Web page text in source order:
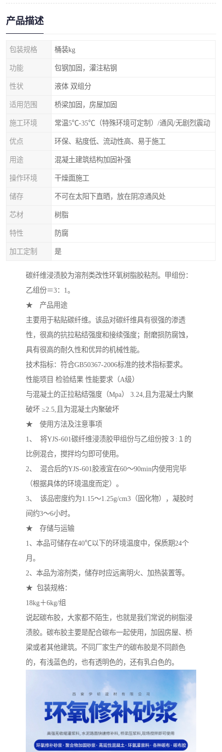
产品描述
包装规格 桶装kg
功能 包钢加固，灌注粘钢
性状 液体 双组分
适用范围 桥梁加固，房屋加固
施工环境 常温5℃-35℃（特殊环境可定制）/通风/无剧烈震动
优点 环保、粘度低、流动性高、易于施工
用途 混凝土建筑结构加固补强
操作环境 干燥面施工
储存 不可在太阳下直晒，放在阴凉通风处
芯材 树脂
特性 防腐
加工定制 是
碳纤维浸渍胶为溶剂类改性环氧树脂胶粘剂。甲组份：
乙组份＝3：1。
★ 产品用途
主要用于粘贴碳纤维。该品对碳纤维具有很强的渗透
性，很高的抗拉粘结强度和接续强度；耐磨损防腐蚀，
具有很高的耐久性和优异的机械性能。
技术指标：符合GB50367-2006标准的技术指标要求。
性能项目 检验结果 性能要求（A级）
与混凝土的正拉粘结强度（Mpa） 3.24,且为混凝土内聚
破坏 ≥2.5,且为混凝土内聚破坏
★ 使用方法及注意事项
1、 将YJS-601碳纤维浸渍胶甲组份与乙组份按３:１的
比例混合，搅拌均匀即可使用。
2、 混合后的YJS-601胶液宜在60～90min内使用完毕
（根据具体的环境温度而定）。
3、 该品密度约为1.15～1.25g/cm3（固化物），凝胶时
间约3～6小时。
★ 存储与运输
1、本品可储存在40℃以下的环境温度中，保质期24个
月。
2、本品为溶剂类，储存时应远离明火、加热装置等。
★ 包装规格：
18kg＋6kg/组
说起碳布胶，大家都不陌生，也就是我们常说的树脂浸
渍胶。碳布胶主要是配合碳布一起使用，加固房屋、桥
梁或者其他建筑。不同厂家生产的碳布胶是不同颜色
的，有浅蓝色的，也有透明色的，还有乳白色的。